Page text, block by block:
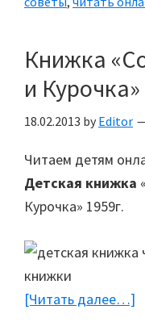
Книжка
и Курочка»
18.02.2013 by Editor
Читаем детям
Детская книжка
Курочка» 1959г.
[Читать далее…]